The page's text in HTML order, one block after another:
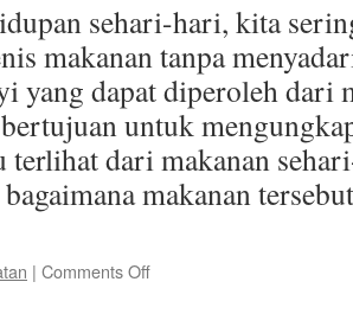
Mental
sehari-hari, kita
makanan tanpa
yang dapat diperoleh dari
untuk
terlihat dari makanan
bagaimana makanan
| Comments Offon